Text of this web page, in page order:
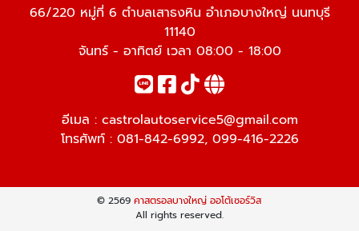
66/220 หมู่ที่ 6 ตำบลเสาธงหิน อำเภอบางใหญ่ นนทบุรี
11140
จันทร์ - อาทิตย์ เวลา 08:00 - 18:00
อีเมล : castrolautoservice5@gmail.com
โทรศัพท์ : 081-842-6992, 099-416-2226
© 2569คาสตรอลบางใหญ่ ออโต้เซอร์วิส
All rights reserved.